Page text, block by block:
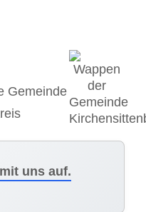
Gemeinde
uns auf.